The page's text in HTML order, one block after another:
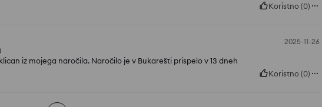
Koristno(0)
2025-11-26
iz mojega naročila. Naročilo je v Bukarešti prispelo v 13 dneh
Koristno(0)